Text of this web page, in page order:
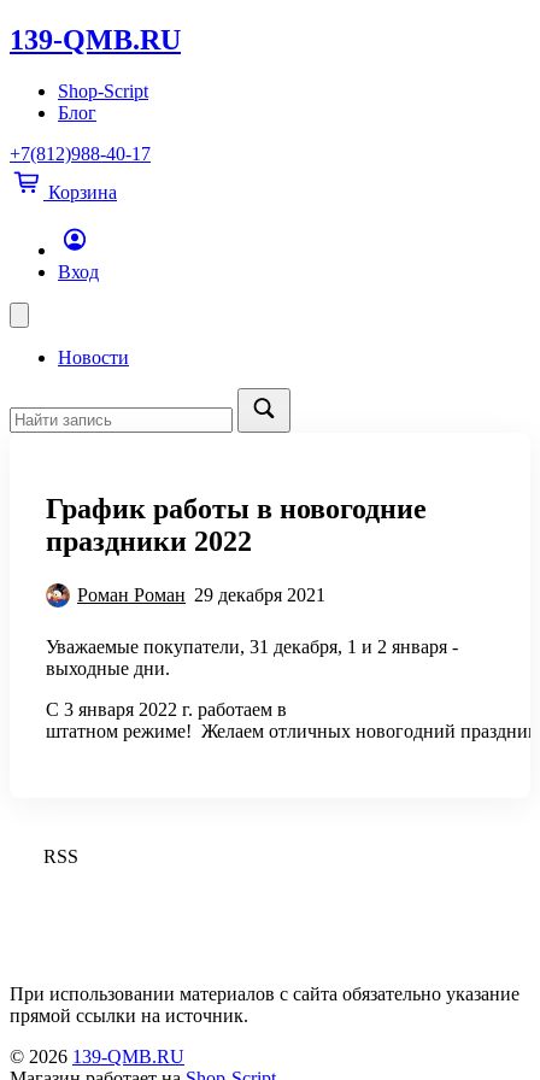
139-QMB.RU
Shop-Script
Блог
+7(812)988-40-17
Корзина
Вход
Новости
График работы в новогодние
праздники 2022
Роман Роман 29 декабря 2021
Уважаемые покупатели, 31 декабря, 1 и 2 января -
выходные дни.
С 3 января 2022 г. работаем в
штатном режиме! Желаем отличных новогодний
RSS
При использовании материалов с сайта обязательно указание
прямой ссылки на источник.
© 2026 139-QMB.RU